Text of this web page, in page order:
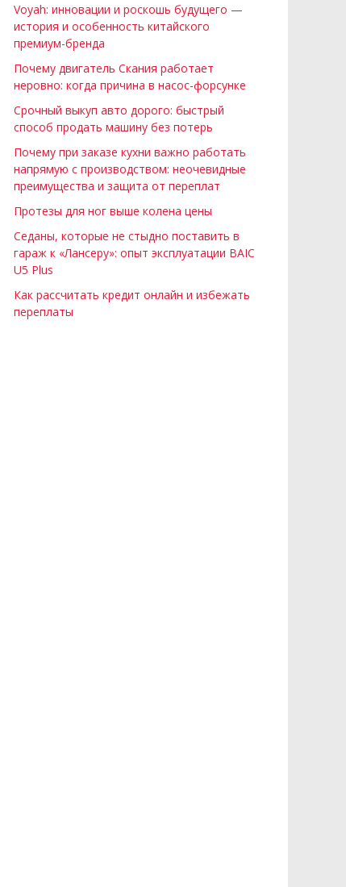
Voyah: инновации и роскошь будущего —
история и особенность китайского
премиум-бренда
Почему двигатель Скания работает
неровно: когда причина в насос-форсунке
Срочный выкуп авто дорого: быстрый
способ продать машину без потерь
Почему при заказе кухни важно работать
напрямую с производством: неочевидные
преимущества и защита от переплат
Протезы для ног выше колена цены
Седаны, которые не стыдно поставить в
гараж к «Лансеру»: опыт эксплуатации BAIC
U5 Plus
Как рассчитать кредит онлайн и избежать
переплаты